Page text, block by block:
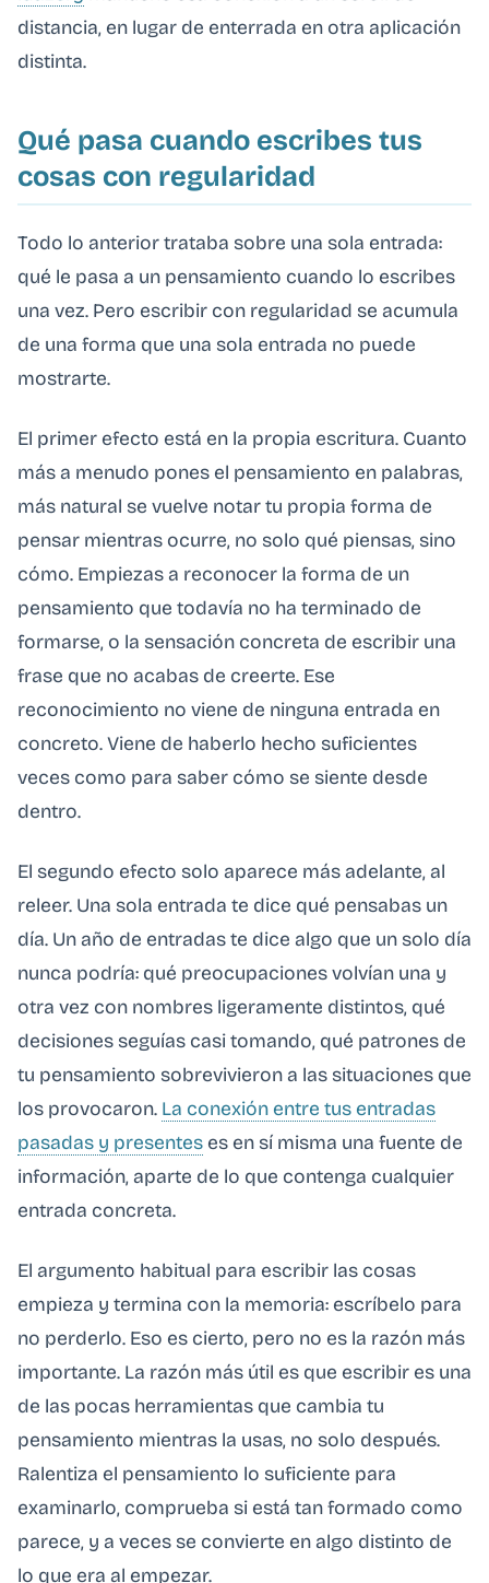
distancia, en lugar de enterrada en otra aplicación
distinta.
Qué pasa cuando escribes tus
cosas con regularidad
Todo lo anterior trataba sobre una sola entrada:
qué le pasa a un pensamiento cuando lo escribes
una vez. Pero escribir con regularidad se acumula
de una forma que una sola entrada no puede
mostrarte.
El primer efecto está en la propia escritura. Cuanto
más a menudo pones el pensamiento en palabras,
más natural se vuelve notar tu propia forma de
pensar mientras ocurre, no solo qué piensas, sino
cómo. Empiezas a reconocer la forma de un
pensamiento que todavía no ha terminado de
formarse, o la sensación concreta de escribir una
frase que no acabas de creerte. Ese
reconocimiento no viene de ninguna entrada en
concreto. Viene de haberlo hecho suficientes
veces como para saber cómo se siente desde
dentro.
El segundo efecto solo aparece más adelante, al
releer. Una sola entrada te dice qué pensabas un
día. Un año de entradas te dice algo que un solo día
nunca podría: qué preocupaciones volvían una y
otra vez con nombres ligeramente distintos, qué
decisiones seguías casi tomando, qué patrones de
tu pensamiento sobrevivieron a las situaciones que
los provocaron. La conexión entre tus entradas
pasadas y presentes es en sí misma una fuente de
información, aparte de lo que contenga cualquier
entrada concreta.
El argumento habitual para escribir las cosas
empieza y termina con la memoria: escríbelo para
no perderlo. Eso es cierto, pero no es la razón más
importante. La razón más útil es que escribir es una
de las pocas herramientas que cambia tu
pensamiento mientras la usas, no solo después.
Ralentiza el pensamiento lo suficiente para
examinarlo, comprueba si está tan formado como
parece, y a veces se convierte en algo distinto de
lo que era al empezar.